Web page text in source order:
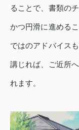
ることで、書類の
かつ円滑に進める
ではのアドバイス
講じれば、ご近所
れます。